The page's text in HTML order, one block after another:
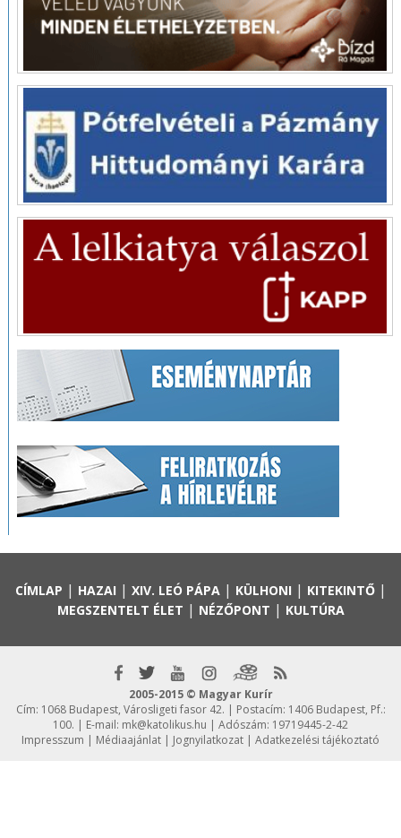
CÍMLAP | HAZAI | XIV. LEÓ PÁPA| KÜLHONI | KITEKINTŐ|
MEGSZENTELT ÉLET | NÉZŐPONT | KULTÚRA
2005-2015 © Magyar Kurír
Cím: 1068 Budapest, Városligeti fasor 42. | Postacím: 1406 Budapest, Pf.:
100. | E-mail: mk@katolikus.hu | Adószám: 19719445-2-42
Impresszum
Médiaajánlat Jognyilatkozat Adatkezelési tájékoztató